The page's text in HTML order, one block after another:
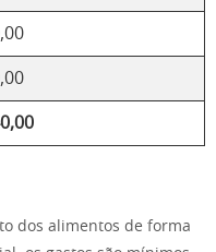
dos alimentos de forma